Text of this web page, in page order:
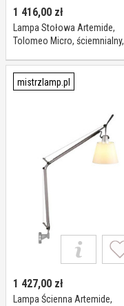
1 416,00 zł
Lampa Stołowa Artemide,
Tolomeo Micro, ściemnialny,
metal, design
mistrzlamp.pl
1 427,00 zł
Lampa Ścienna Artemide,